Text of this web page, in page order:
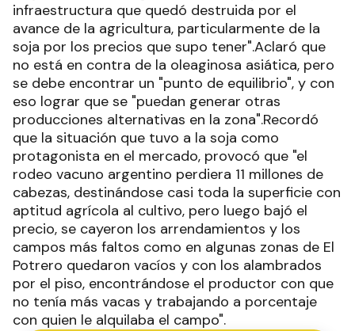
infraestructura que quedó destruida por el
avance de la agricultura, particularmente de la
soja por los precios que supo tener".Aclaró que
no está en contra de la oleaginosa asiática, pero
se debe encontrar un "punto de equilibrio", y con
eso lograr que se "puedan generar otras
producciones alternativas en la zona".Recordó
que la situación que tuvo a la soja como
protagonista en el mercado, provocó que "el
rodeo vacuno argentino perdiera 11 millones de
cabezas, destinándose casi toda la superficie con
aptitud agrícola al cultivo, pero luego bajó el
precio, se cayeron los arrendamientos y los
campos más faltos como en algunas zonas de El
Potrero quedaron vacíos y con los alambrados
por el piso, encontrándose el productor con que
no tenía más vacas y trabajando a porcentaje
con quien le alquilaba el campo".